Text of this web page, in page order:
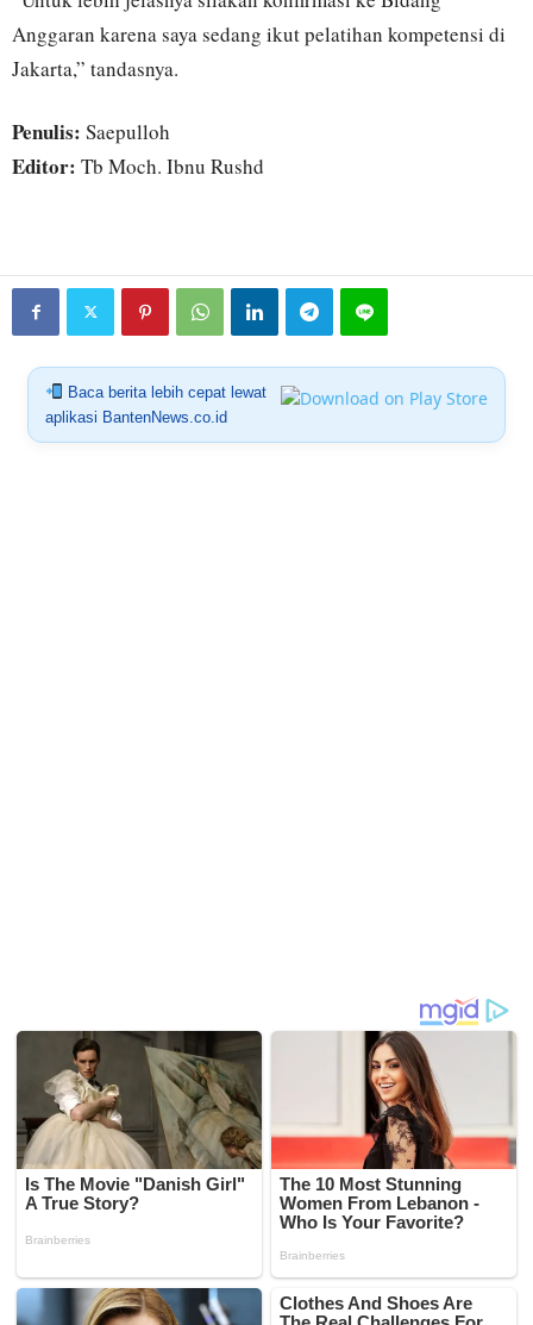
Anggaran karena saya sedang ikut pelatihan kompetensi di
Jakarta,” tandasnya.
Penulis: Saepulloh
Editor: Tb Moch. Ibnu Rushd
Baca berita lebih cepat lewat
aplikasi BantenNews.co.id